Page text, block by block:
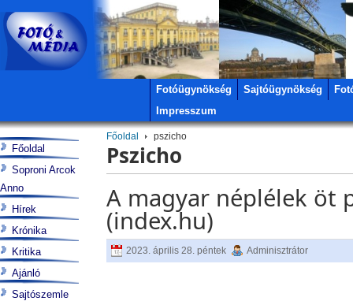
Fotóügynökség Sajtóügynökség
Impresszum
Főoldal pszicho
Pszicho
A magyar néplélek öt
(index.hu)
2023. április 28. péntek Adminisztrátor
Főoldal
Soproni Arcok
Anno
Hírek
Krónika
Kritika
Ajánló
Sajtószemle